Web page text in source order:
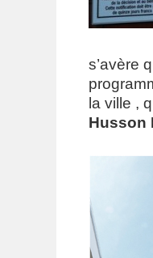
s’avère
la ville ,
Husson